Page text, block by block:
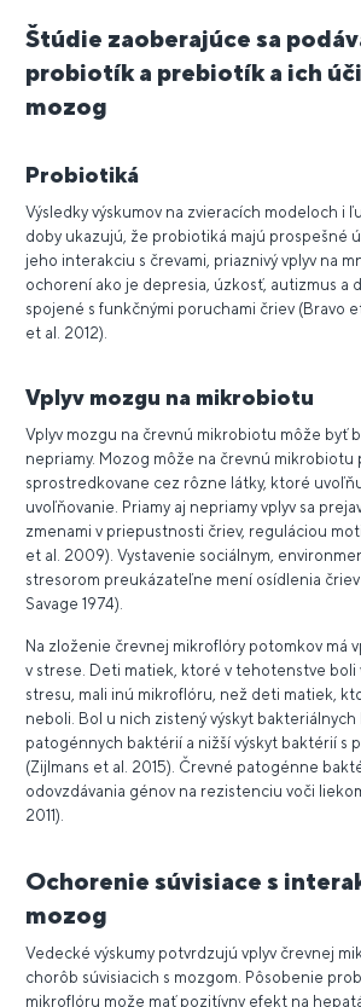
Štúdie zaoberajúce sa
probiotík a prebiotík a ich
mozog
Probiotiká
Výsledky výskumov na zvieracích modeloch i
doby ukazujú, že probiotiká majú prospešné
jeho interakciu s črevami, priaznivý vplyv na
ochorení ako je depresia, úzkosť, autizmus a
spojené s funkčnými poruchami čriev (Bravo
et al. 2012).
Vplyv mozgu na mikrobiotu
Vplyv mozgu na črevnú mikrobiotu môže byť
nepriamy. Mozog môže na črevnú mikrobiotu
sprostredkovane cez rôzne látky, ktoré
uvoľňovanie. Priamy aj nepriamy vplyv sa
zmenami v priepustnosti čriev, reguláciou
et al. 2009). Vystavenie sociálnym,
stresorom preukázateľne mení osídlenia
Savage 1974).
Na zloženie črevnej mikroflóry potomkov má
v strese. Deti matiek, ktoré v tehotenstve boli
stresu, mali inú mikroflóru, než deti matiek,
neboli. Bol u nich zistený výskyt bakteriálnych
patogénnych baktérií a nižší výskyt baktérií s
(Zijlmans et al. 2015). Črevné patogénne
odovzdávania génov na rezistenciu voči
2011).
Ochorenie súvisiace s
mozog
Vedecké výskumy potvrdzujú vplyv črevnej
chorôb súvisiacich s mozgom. Pôsobenie
mikroflóru može mať pozitívny efekt na